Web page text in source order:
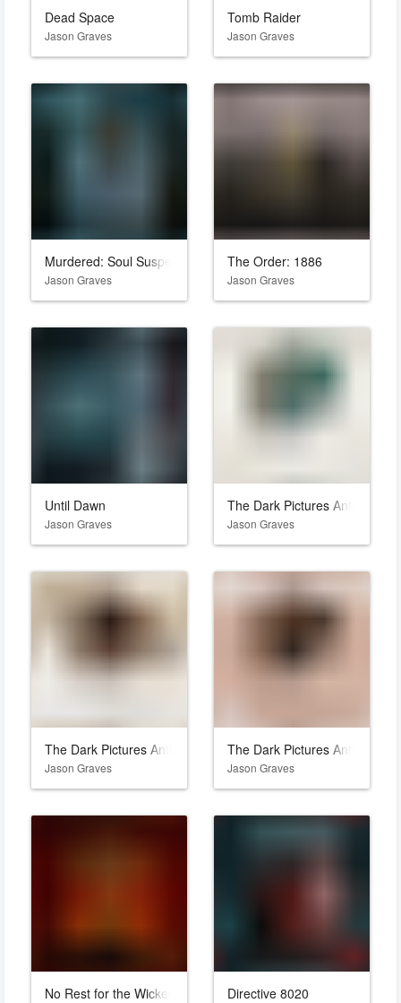
Dead Space
Jason Graves
Tomb Raider
Jason Graves
Murdered: Soul Suspect
Jason Graves
The Order: 1886
Jason Graves
Until Dawn
Jason Graves
The Dark Pictures Anthology:
Jason Graves
The Dark Pictures Anthology: Little Hope
Jason Graves
The Dark Pictures Anthology:
Jason Graves
No Rest for the Wicked Directive 8020